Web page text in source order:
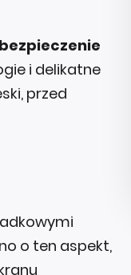
i delikatne
przed
o ten aspekt,